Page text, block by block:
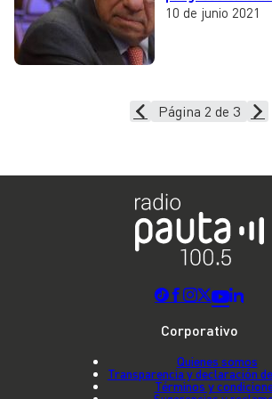
10 de junio 2021
Página 2 de 3
Corporativo
Quienes somos
Transparencia y declaración
Términos y